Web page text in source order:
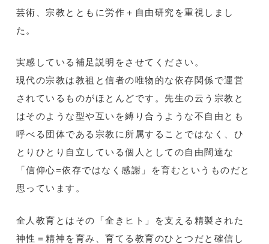
芸術、宗教とともに労作＋自由研究を重視しまし
た。
実感している補足説明をさせてください。
現代の宗教は教祖と信者の唯物的な依存関係で運営
されているものがほとんどです。先生の云う宗教と
はそのような型や互いを縛り合うような不自由とも
呼べる団体である宗教に所属することではなく、ひ
とりひとり自立している個人としての自由闊達な
「信仰心=依存ではなく感謝」を育むというものだと
思っています。
全人教育とはその「全きヒト」を支える精製された
神性＝精神を育み、育てる教育のひとつだと確信し